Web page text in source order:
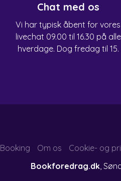
Chat med os
Vi har typisk åbent for vores
livechat 09.00 til 16.30 på alle
hverdage. Dog fredag til 15.
Booking Om os Cookie- og
Bookforedrag.dk,